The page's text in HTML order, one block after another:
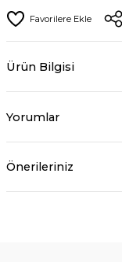
Ürün Bilgisi
Yorumlar
Önerileriniz